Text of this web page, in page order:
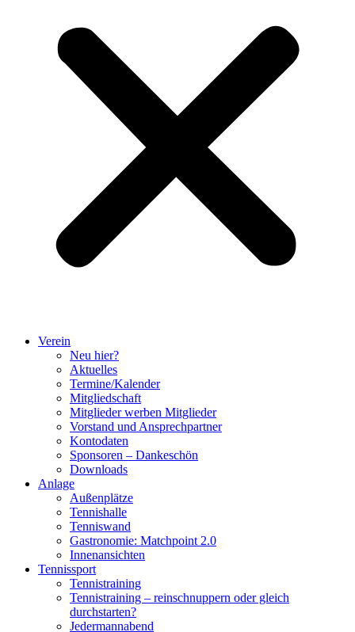
Verein
Neu hier?
Aktuelles
Termine/Kalender
Mitgliedschaft
Mitglieder werben Mitglieder
Vorstand und Ansprechpartner
Kontodaten
Sponsoren – Dankeschön
Downloads
Anlage
Außenplätze
Tennishalle
Tenniswand
Gastronomie: Matchpoint 2.0
Innenansichten
Tennissport
Tennistraining
Tennistraining – reinschnuppern oder gleich
durchstarten?
Jedermannabend